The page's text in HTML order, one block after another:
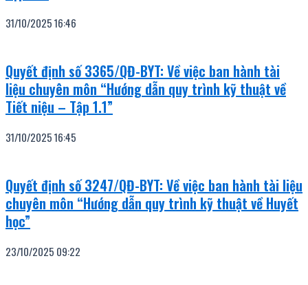
31/10/202516:46
Quyết định số 3365/QĐ-BYT: Về việc ban hành tài
liệu chuyên môn “Hướng dẫn quy trình kỹ thuật về
Tiết niệu – Tập 1.1”
31/10/202516:45
Quyết định số 3247/QĐ-BYT: Về việc ban hành tài liệu
chuyên môn “Hướng dẫn quy trình kỹ thuật về Huyết
học”
23/10/2025 09:22